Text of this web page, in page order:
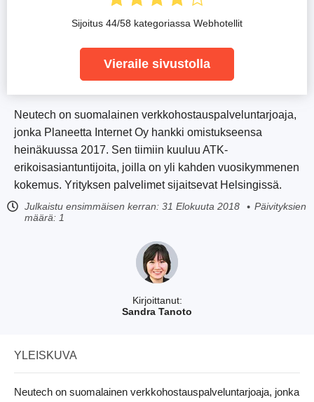
Kirjoittanut:
Sandra Tanoto
Neutech on suomalainen verkkohostauspalveluntarjoaja,
jonka Planeetta Internet Oy hankki omistukseensa
heinäkuussa 2017. Sen tiimiin kuuluu ATK-
erikoisasiantuntijoita, joilla on yli kahden vuosikymmenen
kokemus. Yrityksen palvelimet sijaitsevat Helsingissä.
Julkaistu ensimmäisen kerran: 31 Elokuuta 2018
Päivityksien
määrä: 1
Sijoitus 44/58 kategoriassa Webhotellit
Vieraile sivustolla
YLEISKUVA
Neutech on suomalainen verkkohostauspalveluntarjoaja, jonka